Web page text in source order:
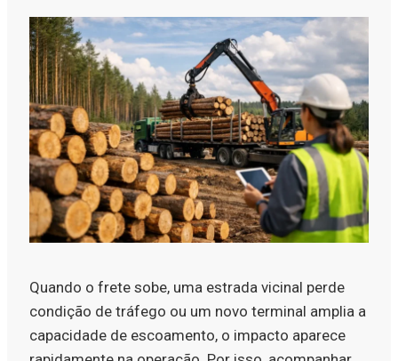
Quando o frete sobe, uma estrada vicinal perde
condição de tráfego ou um novo terminal amplia a
capacidade de escoamento, o impacto aparece